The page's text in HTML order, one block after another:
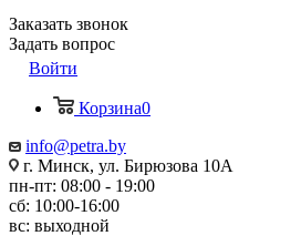
Заказать звонок
Задать вопрос
Войти
Корзина0
info@petra.by
г. Минск, ул. Бирюзова 10А
пн-пт: 08:00 - 19:00
сб: 10:00-16:00
вс: выходной